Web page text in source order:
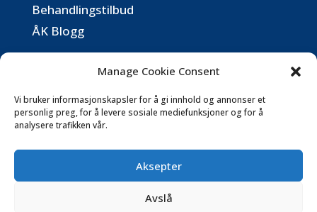
Manage Cookie Consent
Vi bruker informasjonskapsler for å gi innhold og annonser et
personlig preg, for å levere sosiale mediefunksjoner og for å
analysere trafikken vår.
Aksepter
Avslå
Behandlingstilbud
ÅK Blogg
Kontaktinformasjon
post@aassidenkiropraktorsenter.no